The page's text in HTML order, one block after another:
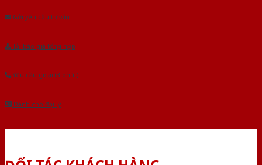
Gửi yêu cầu tư vấn
Tải báo giá tổng hợp
Yêu cầu gọi lại (3 phút)
Dành cho đại lý